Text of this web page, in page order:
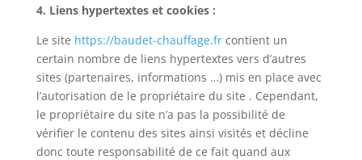
4. Liens hypertextes et cookies :
Le site https://baudet-chauffage.frcontient un
certain nombre de liens hypertextes vers d’autres
sites (partenaires, informations …) mis en place avec
l’autorisation de le propriétaire du site . Cependant,
le propriétaire du site n’a pas la possibilité de
vérifier le contenu des sites ainsi visités et décline
donc toute responsabilité de ce fait quand aux